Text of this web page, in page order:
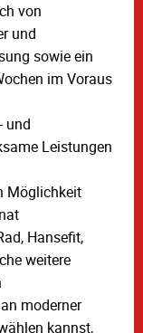
von
und
sowie ein
im Voraus
und
Leistungen
Möglichkeit
Hansefit,
weitere
moderner
kannst,